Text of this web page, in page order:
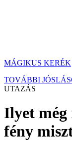
MÁGIKUS KERÉK
TOVÁBBI
UTAZÁS
Ilyet
fény